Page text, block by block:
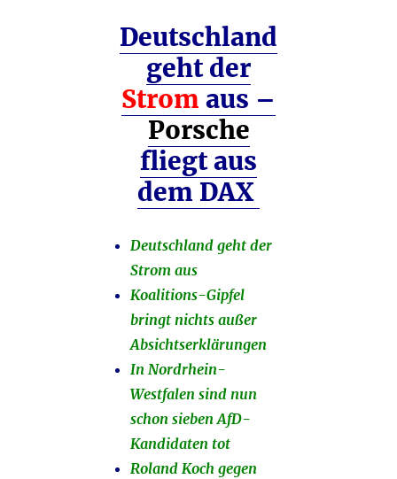
Deutschland
geht der
Strom aus –
Porsche
fliegt aus
dem DAX
Deutschland geht der
Strom aus
Koalitions-Gipfel
bringt nichts außer
Absichtserklärungen
In Nordrhein-
Westfalen sind nun
schon sieben AfD-
Kandidaten tot
Roland Koch gegen